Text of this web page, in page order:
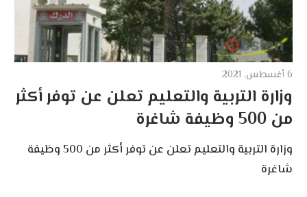
6 أغسطس، 2021
وزارة التربية والتعليم تعلن عن توفر أكثر
من 500 وظيفة شاغرة
وزارة التربية والتعليم تعلن عن توفر أكثر من 500 وظيفة
شاغرة